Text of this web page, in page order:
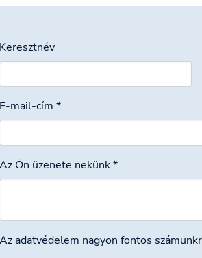
Keresztnév
E-mail-cím*
Az Ön üzenete nekünk*
Az adatvédelem nagyon fontos